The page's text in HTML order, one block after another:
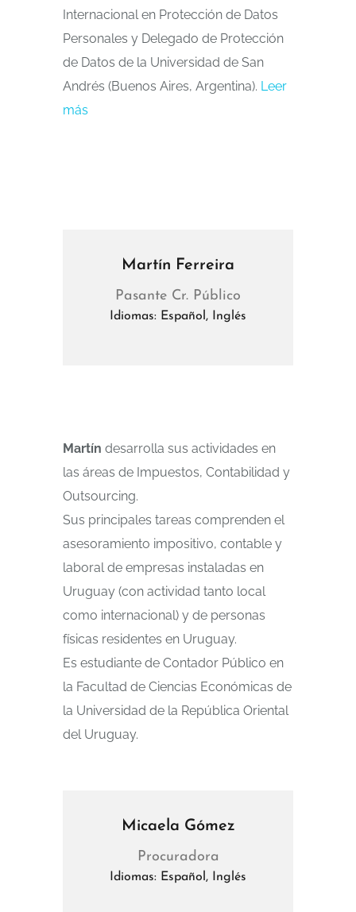
Internacional en Protección de Datos
Personales y Delegado de Protección
de Datos de la Universidad de San
Andrés (Buenos Aires, Argentina). Leer
más
Martín Ferreira
Pasante Cr. Público
Idiomas: Español, Inglés
Martín desarrolla sus actividades en
las áreas de Impuestos, Contabilidad y
Outsourcing.
Sus principales tareas comprenden el
asesoramiento impositivo, contable y
laboral de empresas instaladas en
Uruguay (con actividad tanto local
como internacional) y de personas
físicas residentes en Uruguay.
Es estudiante de Contador Público en
la Facultad de Ciencias Económicas de
la Universidad de la República Oriental
del Uruguay.
Micaela Gómez
Procuradora
Idiomas: Español, Inglés